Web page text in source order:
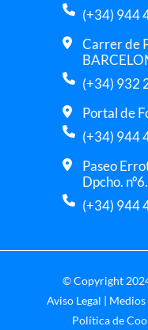
(+34) 944
Carrer de
(+34) 932
Portal de
(+34) 944
Paseo
Dpcho.
(+34) 944
© Copyright
Aviso Legal
Medios
Política de